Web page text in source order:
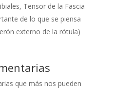
Tensor de la Fascia
de lo que se piensa
externo de la rótula)
que más nos pueden